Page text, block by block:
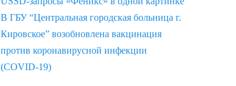
В ГБУ “Центральная городская больница г.
Кировское” возобновлена вакцинация
против коронавирусной инфекции
(COVID-19)